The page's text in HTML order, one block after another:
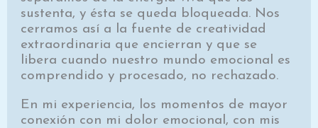
sustenta, y ésta se queda bloqueada. Nos
cerramos así a la fuente de creatividad
extraordinaria que encierran y que se
libera cuando nuestro mundo emocional es
comprendido y procesado, no rechazado.
En mi experiencia, los momentos de mayor
conexión con mi dolor emocional, con mis